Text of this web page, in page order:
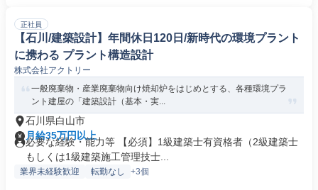
正社員
【石川/建築設計】年間休日120日/新時代の環境プラント
に携わる プラント構造設計
株式会社アクトリー
一般廃棄物・産業廃棄物向け焼却炉をはじめとする、各種環境プラ
ント建屋の「建築設計（基本・実...
石川県白山市
月給35万円以上
必要な経験・能力等 【必須】1級建築士有資格者（2級建築士
もしくは1級建築施工管理技士...
業界未経験歓迎 転勤なし +3個